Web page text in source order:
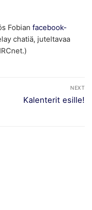
Fobian facebook-
chatiä, juteltavaa
NEXT
Next
Kalenterit esille!